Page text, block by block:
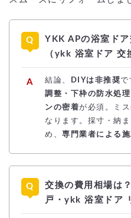
YKK APの浴室ドア交換はDIYできますか？
（ykk 浴室ドア 交
結論、 DIYは非推奨で
調整・下枠の防水処
ンの密着が必須。ミス
なります。採寸・納
め、 専門業者による施
交換の費用相場は？（折れ戸／片開き／引き
戸・ykk 浴室ドア